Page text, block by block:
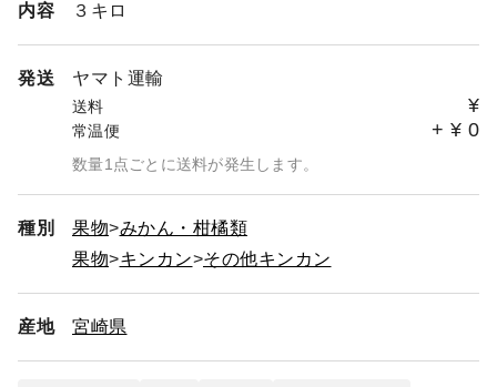
内容 ３キロ
発送 ヤマト運輸
送料 ¥
常温便 + ¥ 0
数量1点ごとに送料が発生します。
種別 果物
みかん・柑橘類
果物
キンカン その他キンカン
産地 宮崎県